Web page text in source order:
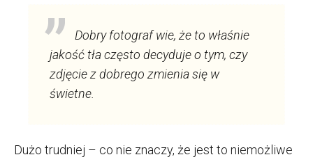
Dobry fotograf wie, że to właśnie
jakość tła często decyduje o tym, czy
zdjęcie z dobrego zmienia się w
świetne.
Dużo trudniej – co nie znaczy, że jest to niemożliwe